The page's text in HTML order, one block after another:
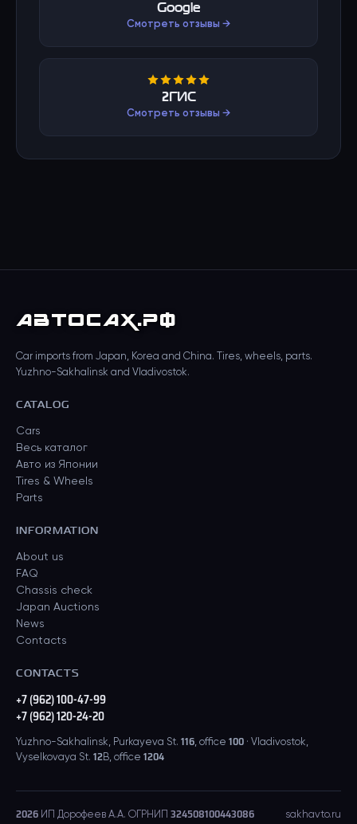
Google
Смотреть отзывы →
2ГИС
Смотреть отзывы →
АВТОСАХ.РФ
Car imports from Japan, Korea and China. Tires, wheels, parts.
Yuzhno-Sakhalinsk and Vladivostok.
CATALOG
Cars
Весь каталог
Авто из Японии
Tires & Wheels
Parts
INFORMATION
About us
FAQ
Chassis check
Japan Auctions
News
Contacts
CONTACTS
+7 (962) 100-47-99
+7 (962) 120-24-20
Yuzhno-Sakhalinsk, Purkayeva St. 116, office 100 · Vladivostok,
Vyselkovaya St. 12B, office 1204
2026 ИП Дорофеев А.А. ОГРНИП 324508100443086 sakhavto.ru